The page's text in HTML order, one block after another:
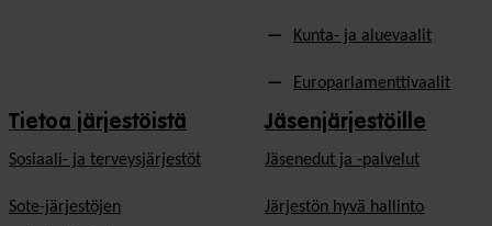
Kunta- ja aluevaalit
Europarlamenttivaalit
Tietoa järjestöistä
Sosiaali- ja terveysjärjestöt
Sote-järjestöjen
Jäsenjärjestöille
Jäsen­edut ja -palvelut
Järjestön hyvä hallinto